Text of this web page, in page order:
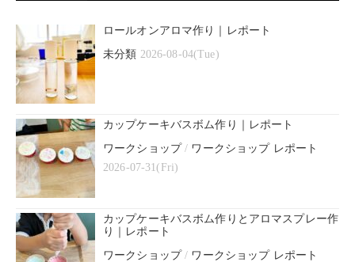
ロールオンアロマ作り｜レポート
未分類 2026-08-04(Tue)
カップケーキバスボム作り｜レポート
ワークショップ/ ワークショップ レポート
2026-07-31(Fri)
カップケーキバスボム作りとアロマスプレー作
り｜レポート
ワークショップ/ ワークショップ レポート